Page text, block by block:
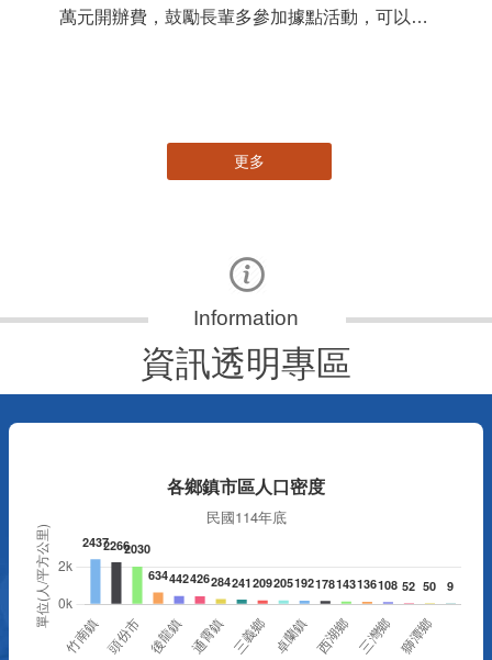
萬元開辦費，鼓勵長輩多參加據點活動，可以更
更多
資訊透明專區